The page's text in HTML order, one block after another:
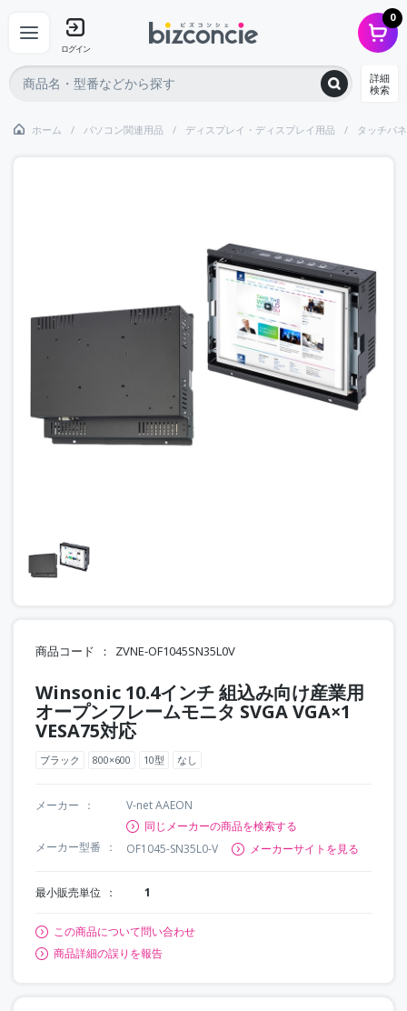
ログイン
0
詳細
検索
ホーム パソコン関連用品 ディスプレイ・ディスプレイ用品 タッチパ
商品コード ZVNE-OF1045SN35L0V
Winsonic 10.4インチ 組込み向け産業用
オープンフレームモニタ SVGA VGA×1
VESA75対応
ブラック 800×600 10型 なし
メーカー
V-net AAEON
同じメーカーの商品を検索する
メーカー型番
OF1045-SN35L0-V メーカーサイトを見る
最小販売単位 1
この商品について問い合わせ
商品詳細の誤りを報告